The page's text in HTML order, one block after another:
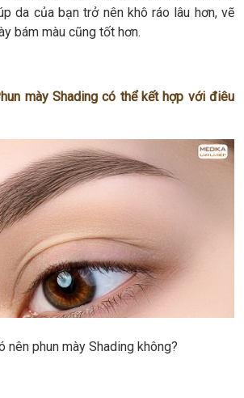
da của bạn trở nên khô ráo lâu hơn, vẽ
bám màu cũng tốt hơn.
mày Shading có thể kết hợp với điêu
nên phun mày Shading không?